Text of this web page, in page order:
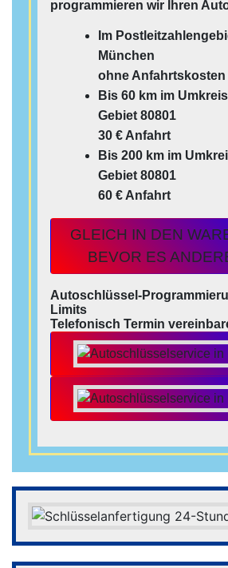
programmieren wir Ihren
Im
München
ohne Anfahrtskosten
Bis 60 km im
Gebiet 80801
30 € Anfahrt
Bis 200 km im
Gebiet 80801
60 € Anfahrt
GLEICH IN DEN
BEVOR ES
Autoschlüssel-
Limits
Telefonisch Termin